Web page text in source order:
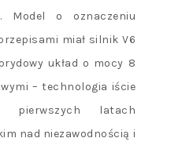
Model o oznaczeniu
miał silnik V6
układ o mocy 8
– technologia iście
pierwszych latach
nad niezawodnością i